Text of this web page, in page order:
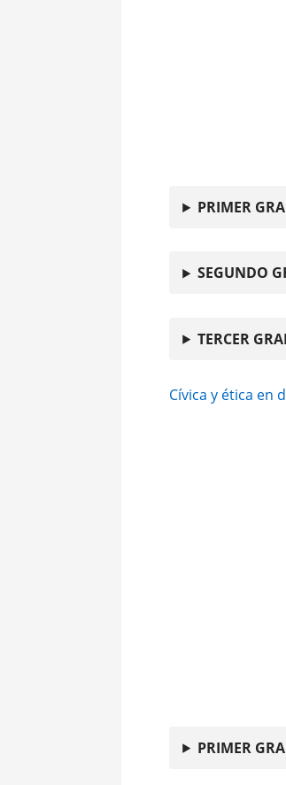
PRIMER
SEGUNDO
TERCER
Cívica y ética en
PRIMER